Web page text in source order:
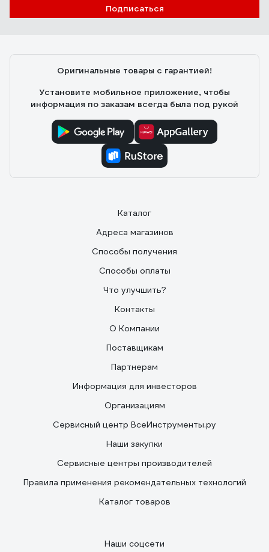
Подписаться
Оригинальные товары с гарантией!
Установите мобильное приложение, чтобы
информация по заказам всегда была под рукой
Каталог
Адреса магазинов
Способы получения
Способы оплаты
Что улучшить?
Контакты
О Компании
Поставщикам
Партнерам
Информация для инвесторов
Организациям
Сервисный центр ВсеИнструменты.ру
Наши закупки
Сервисные центры производителей
Правила применения рекомендательных технологий
Каталог товаров
Наши соцсети